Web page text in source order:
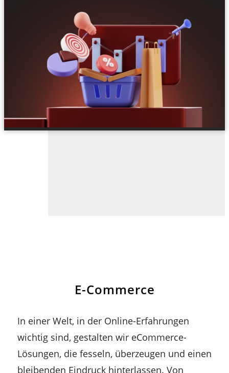
E-Commerce
In einer Welt, in der Online-Erfahrungen
wichtig sind, gestalten wir eCommerce-
Lösungen, die fesseln, überzeugen und einen
bleibenden Eindruck hinterlassen. Von